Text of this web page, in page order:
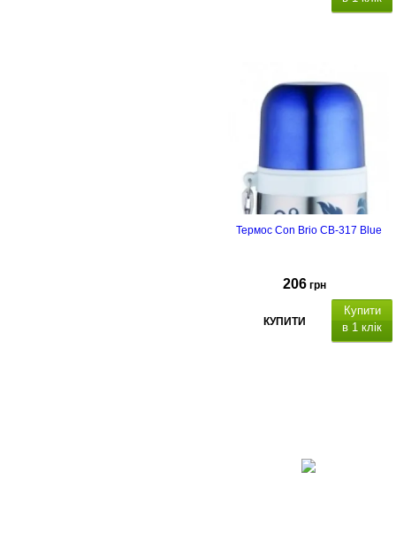
Термос Con Brio CB-317 Blue
206 грн
КУПИТИ
Купити
в 1 клік